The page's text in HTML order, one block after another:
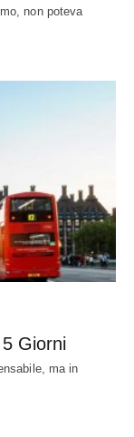
non poteva
Giorni
ma in